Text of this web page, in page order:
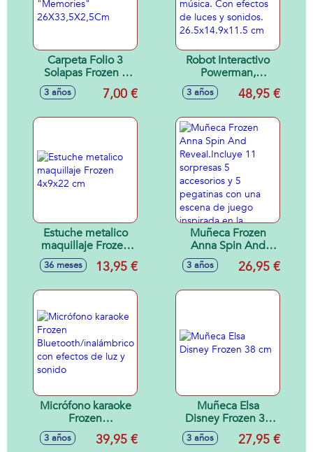
Carpeta Folio 3
Solapas Frozen Ii
"Memories"
26X33,5X2,5Cm
3 años 7,00 €
Robot Interactivo
Powerman,
Habla,baila y toca
música. Con
sonidos.
26.5x14.9x11.5 cm
3 años 48,95 €
Estuche metalico
maquillaje Frozen
4x9x22 cm
36 meses 13,95 €
Muñeca Frozen
Anna Spin And
Reveal.Incluye 11
sorpresas 5
pelicula.
3 años 26,95 €
Micrófono karaoke
Frozen
Bluetooth/inalámbrico
con efectos de luz
3 años 39,95 €
Muñeca Elsa
Disney Frozen 38
3 años 27,95 €